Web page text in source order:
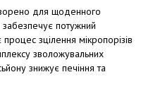
для щоденного
забезпечує потужний
зцілення мікропорізів
зволожувальних
знижує печіння та